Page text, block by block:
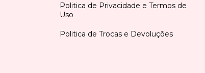
Politica de Privacidade e Termos de
Uso
Politica de Trocas e Devoluções